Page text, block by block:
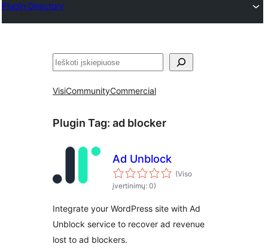
Plugin Directory
Paieška
VisiCommunityCommercial
Plugin Tag: ad blocker
Ad Unblock
(Viso
įvertinimų: 0)
Integrate your WordPress site with Ad
Unblock service to recover ad revenue
lost to ad blockers.